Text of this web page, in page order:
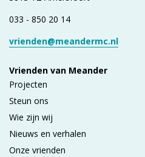
033 - 850 20 14
vrienden@meandermc.nl
Vrienden van Meander
Projecten
Steun ons
Wie zijn wij
Nieuws en verhalen
Onze vrienden